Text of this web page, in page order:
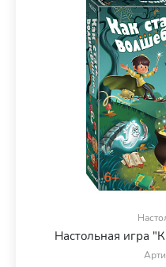
Настольная игра